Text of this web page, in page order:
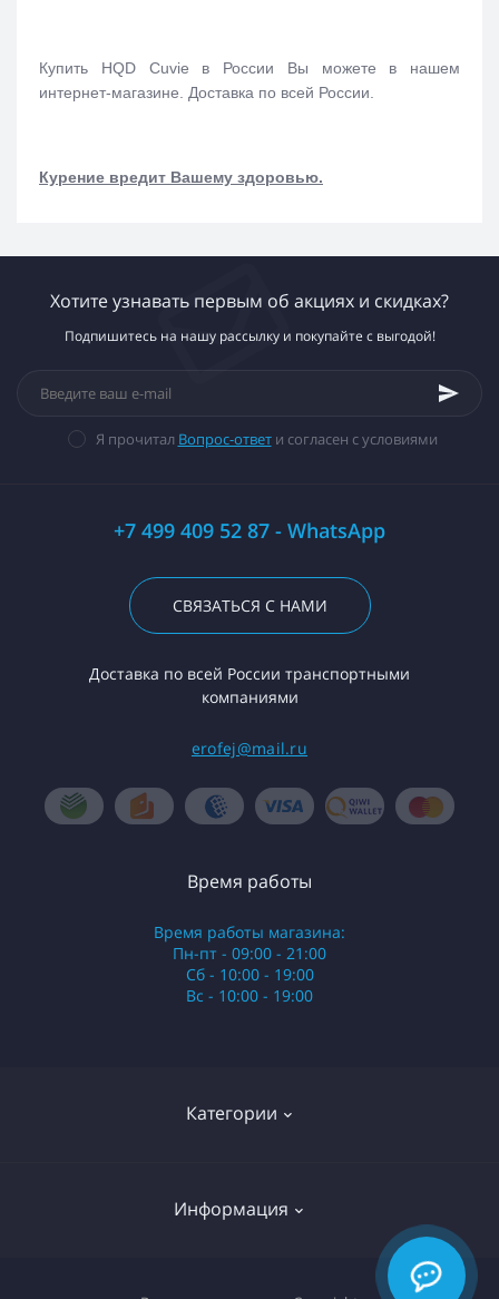
Купить HQD Cuvie в России Вы можете в нашем
интернет-магазине. Доставка по всей России.
Курение вредит Вашему здоровью.
Хотите узнавать первым об акциях и скидках?
Подпишитесь на нашу рассылку и покупайте с выгодой!
Я прочитал Вопрос-ответи согласен с условиями
+7 499 409 52 87 - WhatsApp
СВЯЗАТЬСЯ С НАМИ
Доставка по всей России транспортными
компаниями
erofej@mail.ru
Категории
Информация
Время работы
Время работы магазина:
Пн-пт - 09:00 - 21:00
Сб - 10:00 - 19:00
Вс - 10:00 - 19:00